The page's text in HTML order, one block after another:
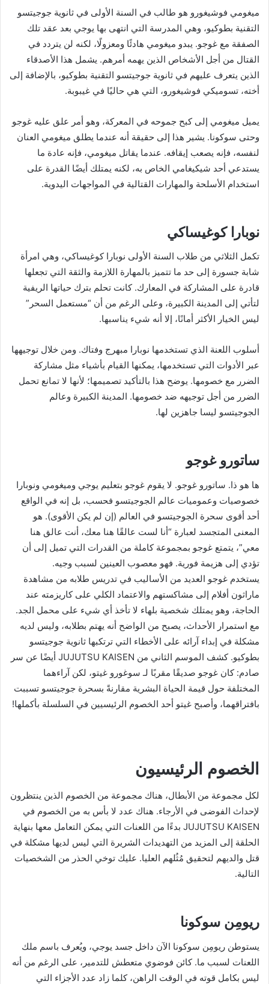
ميغومي فوشيغورو هو طالب في السنة الأولى في ثانوية جوجيتسو
التقنية بطوكيو، وهي المدرسة التي انتهى بها يوجي بعد عقد تلك
الصفقة مع غوجو. يبدو ميغومي هادئًا ومعزولًا، لكنه لن يتردد في
القتال من أجل الأشخاص الذين يهمه أمرهم. يشمل هذا الأصدقاء
الذين يتعرف عليهم في ثانوية جوجيتسو التقنية بطوكيو، بالإضافة إلى
أخته، تسوميكي فوشيغورو، التي هي حاليًا في غيبوبة.
يميل ميغومي إلى كبح جموحه في المعركة، وهو أمر علق عليه غوجو
وحتى سوكونا. يشير هذا إلى حقيقة أنه عندما يطلق ميغومي العنان
لنفسه، فإنه يصعب إيقافه. عندما يقاتل ميغومي، فإنه عادة ما
يستدعي أحد شيكيغامي الخاص به، لكنه يمتلك أيضًا القدرة على
استخدام الأسلحة والمهارات القتالية في المواجهات اليدوية.
نوبارا كوغيساكي
تكمل الثلاثي من طلاب السنة الأولى نوبارا كوغيساكي، وهي امرأة
شابة جسورة إلى حد ما تتميز بالمهارة اللازمة والثقة التي تجعلها
قادرة على المشاركة في المعارك. كانت تحلم بترك حياتها الريفية
لتأتي إلى المدينة الكبيرة، وعلى الرغم من أن “مستعمل السحر”
ليس الخيار الأكثر أمانًا، إلا أنه شيء يناسبها.
أسلوب اللعنة الذي تستخدمها نوبارا مبهرج وفتاك. ومن خلال توجيهها
عبر الأدوات التي تستخدمها، يمكنها القيام بأشياء مثل مشاركة
الضرر مع خصومها. يوضح هذا بالتأكيد تصميمها؛ لأنها لا تمانع تحمل
الضرر من أجل توجيهه ضد خصومها. المدينة الكبيرة وعالم
الجوجيتسو ليسا جاهزين لها.
ساتورو غوجو
ها هو ذا. ساتورو غوجو. لا يقوم غوجو بتعليم يوجي وميغومي ونوبارا
خصوصيات وعموميات عالم الجوجيتسو فحسب، بل إنه في الواقع
أحد أقوى سحرة الجوجيتسو في العالم (إن لم يكن الأقوى). هو
المعنى المتجسد لعبارة “أنا لست عالقًا هنا معك، أنت عالق هنا
معي”، يتمتع غوجو بمجموعة كاملة من القدرات التي تميل إلى أن
تؤدي إلى هزيمة فورية. فهو معصوب العينين لسبب وجيه.
يستخدم غوجو العديد من الأساليب في تدريس طلابه من مشاهدة
ماراثون أفلام إلى مشاكستهم والاعتماد الكلي على كاريزمته عند
الحاجة، وهو يمتلك شخصية بلهاء لا تأخذ أي شيء على محمل الجد.
مع استمرار الأحداث، يصبح من الواضح أنه يهتم بطلابه، وليس لديه
مشكلة في إبداء آرائه على الأخطاء التي ترتكبها ثانوية جوجيتسو
بطوكيو. كشف الموسم الثاني من JUJUTSU KAISEN أيضًا عن سر
صادم: كان غوجو صديقًا مقربًا لـ سوغورو غيتو، لكن آراءهما
المختلفة حول قيمة الحياة البشرية مقارنةً بسحرة جوجيتسو تسببت
بافتراقهما، وأصبح غيتو أحد الخصوم الرئيسيين في السلسلة بأكملها!
الخصوم الرئيسيون
لكل مجموعة من الأبطال، هناك مجموعة من الخصوم الذين ينتظرون
لإحداث الفوضى في الأرجاء. هناك عدد لا بأس به من الخصوم في
JUJUTSU KAISEN بدءًا من اللعنات التي يمكن التعامل معها بنهاية
الحلقة إلى المزيد من التهديدات الشريرة التي ليس لديها مشكلة في
قتل والديهم لتحقيق مُثُلهم العليا. عليك توخي الحذر من الشخصيات
التالية.
ريومِن سوكونا
يستوطن ريومِن سوكونا الآن داخل جسد يوجي، ويُعرف باسم ملك
اللعنات لسبب ما. كائن فوضوي متعطش للتدمير، على الرغم من أنه
ليس بكامل قوته في الوقت الراهن، كلما زاد عدد الأجزاء التي